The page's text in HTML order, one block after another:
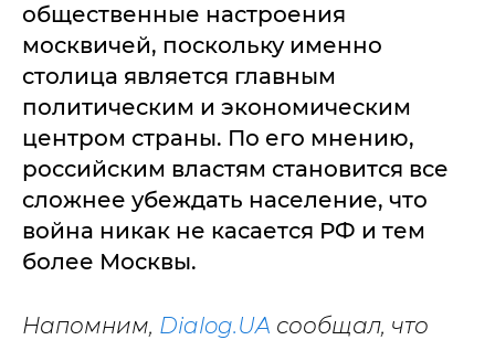
общественные настроения
москвичей, поскольку именно
столица является главным
политическим и экономическим
центром страны. По его мнению,
российским властям становится все
сложнее убеждать население, что
война никак не касается РФ и тем
более Москвы.
Напомним, Dialog.UA сообщал, что